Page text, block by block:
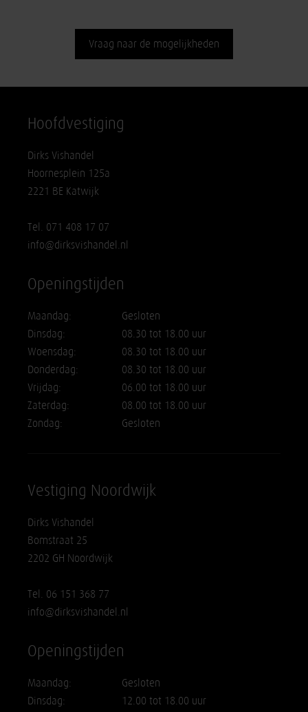
Vraag naar de mogelijkheden
Hoofdvestiging
Dirks Vishandel
Hoornesplein 125a
2221 BE Katwijk
Tel. 071 408 17 07
info@dirksvishandel.nl
Openingstijden
Maandag:
Gesloten
Dinsdag:
08.30 tot 18.00 uur
Woensdag:
08.30 tot 18.00 uur
Donderdag:
08.30 tot 18.00 uur
Vrijdag:
06.00 tot 18.00 uur
Zaterdag:
08.00 tot 18.00 uur
Zondag:
Gesloten
Vestiging Noordwijk
Dirks Vishandel
Bomstraat 25
2202 GH Noordwijk
Tel. 06 151 368 77
info@dirksvishandel.nl
Openingstijden
Maandag:
Gesloten
Dinsdag:
12.00 tot 18.00 uur